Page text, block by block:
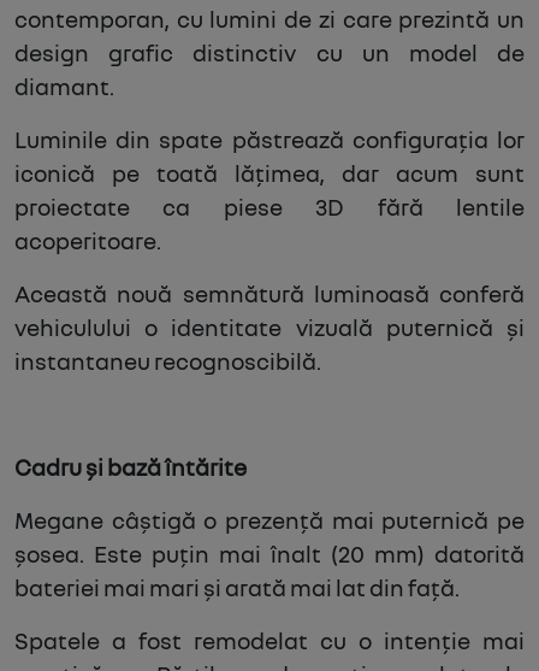
contemporan, cu lumini de zi care prezintă un
design grafic distinctiv cu un model de
diamant.
Luminile din spate păstrează configurația lor
iconică pe toată lățimea, dar acum sunt
proiectate ca piese 3D fără lentile
acoperitoare.
Această nouă semnătură luminoasă conferă
vehiculului o identitate vizuală puternică și
instantaneu recognoscibilă.
Cadru și bază întărite
Megane câștigă o prezență mai puternică pe
șosea. Este puțin mai înalt (20 mm) datorită
bateriei mai mari și arată mai lat din față.
Spatele a fost remodelat cu o intenție mai